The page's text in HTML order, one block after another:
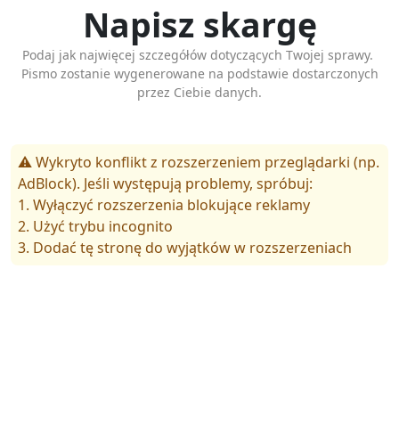
Napisz skargę
Podaj jak najwięcej szczegółów dotyczących Twojej sprawy.
Pismo zostanie wygenerowane na podstawie dostarczonych
przez Ciebie danych.
⚠️ Wykryto konflikt z rozszerzeniem przeglądarki (np.
AdBlock). Jeśli występują problemy, spróbuj:
1. Wyłączyć rozszerzenia blokujące reklamy
2. Użyć trybu incognito
3. Dodać tę stronę do wyjątków w rozszerzeniach